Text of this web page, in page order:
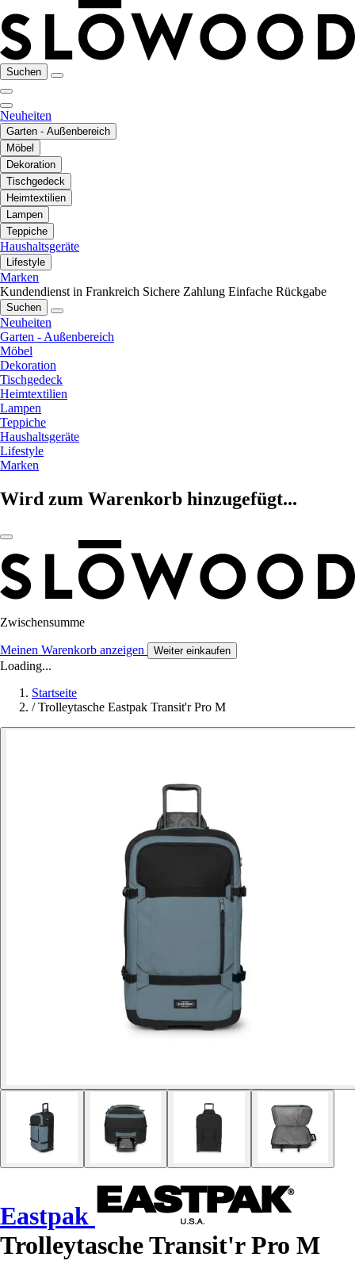
Suchen
Neuheiten
Garten - Außenbereich
Möbel
Dekoration
Tischgedeck
Heimtextilien
Lampen
Teppiche
Haushaltsgeräte
Lifestyle
Marken
Kundendienst in Frankreich Sichere Zahlung Einfache Rückgabe
Suchen
Neuheiten
Garten - Außenbereich
Möbel
Dekoration
Tischgedeck
Heimtextilien
Lampen
Teppiche
Haushaltsgeräte
Lifestyle
Marken
Wird zum Warenkorb hinzugefügt...
Zwischensumme
Meinen Warenkorb anzeigen Weiter einkaufen
Loading...
Startseite
/ Trolleytasche Eastpak Transit'r Pro M
Eastpak
Trolleytasche Transit'r Pro M